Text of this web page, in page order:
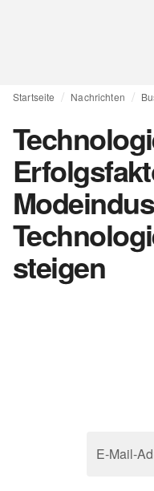
Startseite Nachrichten
steigen
E-Mail-